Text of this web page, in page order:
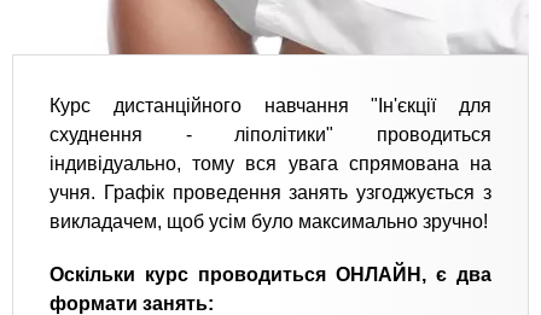
Курс дистанційного навчання "Ін'єкції для
схуднення - ліполітики" проводиться
індивідуально, тому вся увага спрямована на
учня. Графік проведення занять узгоджується з
викладачем, щоб усім було максимально зручно!
Оскільки курс проводиться ОНЛАЙН, є два
формати занять: